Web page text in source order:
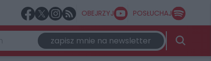
OBEJRZYJ POSŁUCHAJ
zapisz mnie na newsletter